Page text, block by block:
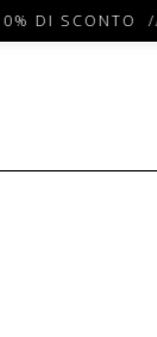
DI SCONTO //